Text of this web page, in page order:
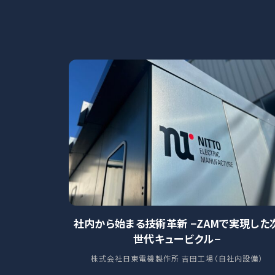
社内から始まる技術革新 −ZAMで実現した
世代キュービクル−
株式会社日東電機製作所 吉田工場（自社内設備）